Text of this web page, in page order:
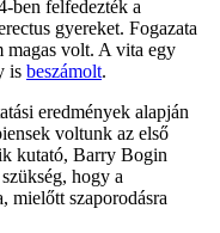
ben felfedezték a
gyereket. Fogazata
magas volt. A vita egy
is beszámolt.
eredmények alapján
voltunk az első
kutató, Barry Bogin
hogy a
mielőtt szaporodásra